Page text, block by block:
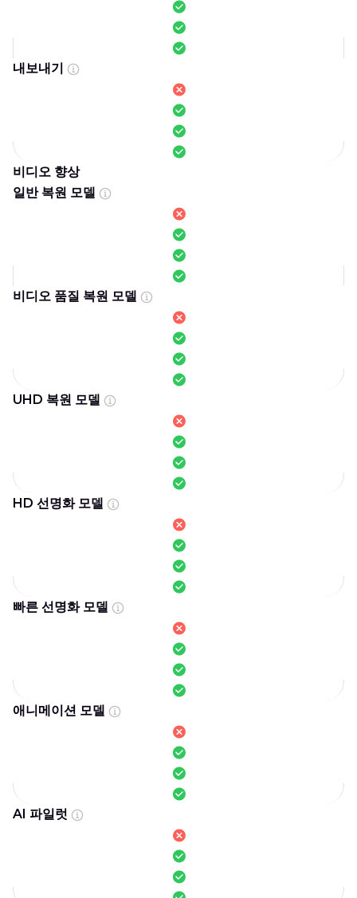
내보내기
비디오 향상
일반 복원 모델
비디오 품질 복원 모델
UHD 복원 모델
HD 선명화 모델
빠른 선명화 모델
애니메이션 모델
AI 파일럿